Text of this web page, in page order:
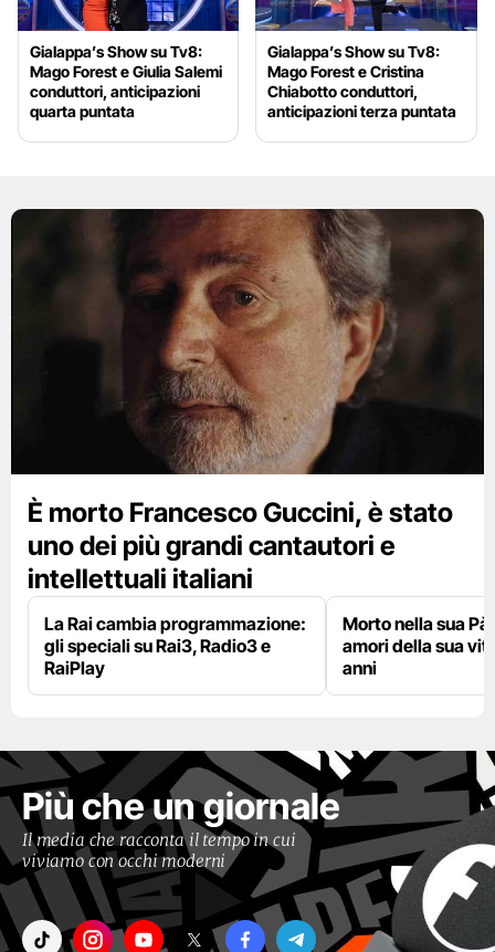
Gialappa’s Show su Tv8:
Mago Forest e Giulia Salemi
conduttori, anticipazioni
quarta puntata
Gialappa’s Show su Tv8:
Mago Forest e Cristina
Chiabotto conduttori,
anticipazioni terza puntata
È morto Francesco Guccini, è stato
uno dei più grandi cantautori e
intellettuali italiani
La Rai cambia programmazione:
gli speciali su Rai3, Radio3 e
RaiPlay
Morto nella sua
amori della sua
anni
Più che un giornale
Il media che racconta il tempo in cui
viviamo con occhi moderni